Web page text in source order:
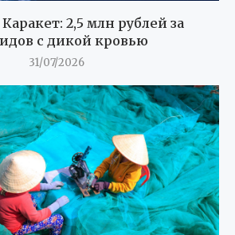
2,5 млн рублей за
с дикой кровью
31/07/2026